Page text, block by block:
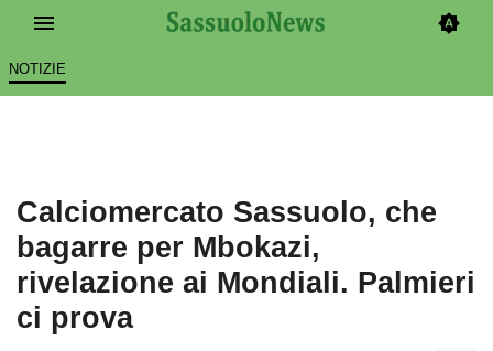
NOTIZIE
Calciomercato Sassuolo, che
bagarre per Mbokazi,
rivelazione ai Mondiali. Palmieri
ci prova